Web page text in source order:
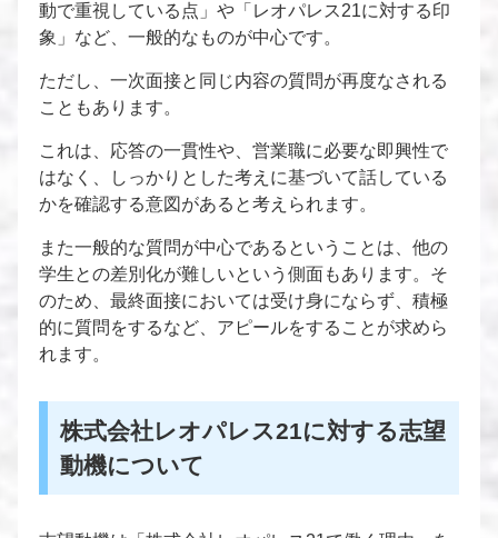
動で重視している点」や「レオパレス21に対する印
象」など、一般的なものが中心です。
ただし、一次面接と同じ内容の質問が再度なされる
こともあります。
これは、応答の一貫性や、営業職に必要な即興性で
はなく、しっかりとした考えに基づいて話している
かを確認する意図があると考えられます。
また一般的な質問が中心であるということは、他の
学生との差別化が難しいという側面もあります。そ
のため、最終面接においては受け身にならず、積極
的に質問をするなど、アピールをすることが求めら
れます。
株式会社レオパレス21に対する志望
動機について